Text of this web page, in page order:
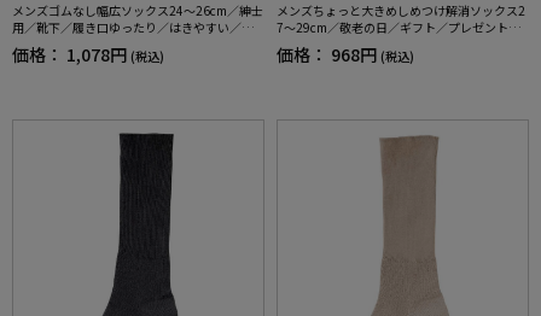
メンズゴムなし幅広ソックス24～26cm／紳士
用／靴下／履き口ゆったり／はきやすい／介
護／シルク混／日本製／敬老の日／ギフト／
プレゼント【CF】
価格： 1,078円 (税込)
メンズちょっと大きめしめつけ解消ソックス2
7～29cm／敬老の日／ギフト／プレゼント【C
F】
価格： 968円 (税込)